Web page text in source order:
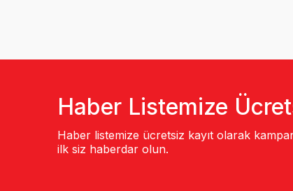
Haber Listemize
Haber listemize ücretsiz kayıt olarak
ilk siz haberdar olun.